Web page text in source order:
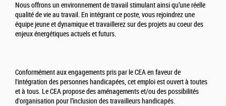
Nous offrons un environnement de travail stimulant ainsi qu’une réelle
qualité de vie au travail. En intégrant ce poste, vous rejoindrez une
équipe jeune et dynamique et travaillerez sur des projets au coeur des
enjeux énergétiques actuels et futurs.
Conformément aux engagements pris par le CEA en faveur de
l'intégration des personnes handicapées, cet emploi est ouvert à toutes
et à tous. Le CEA propose des aménagements et/ou des possibilités
d'organisation pour l’inclusion des travailleurs handicapés.